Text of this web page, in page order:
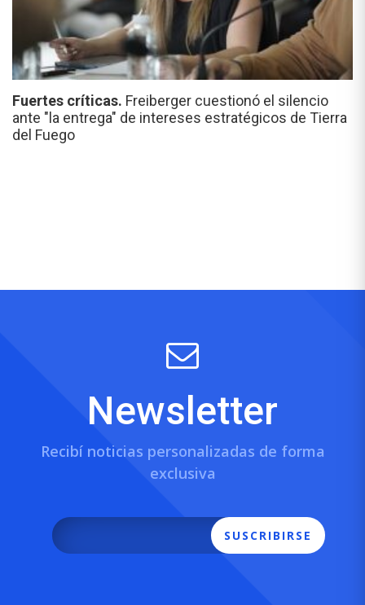
Fuertes críticas. Freiberger cuestionó el silencio
ante "la entrega" de intereses estratégicos de Tierra
del Fuego
Newsletter
Recibí noticias personalizadas de forma
exclusiva
SUSCRIBIRSE